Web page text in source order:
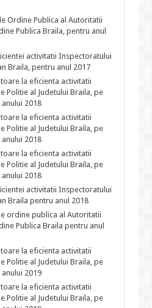
Ordine Publica al Autoritatii
Publica Braila, pentru anul
activitatii Inspectoratului
Braila, pentru anul 2017
la eficienta activitatii
Politie al Judetului Braila, pe
2018
la eficienta activitatii
Politie al Judetului Braila, pe
2018
la eficienta activitatii
Politie al Judetului Braila, pe
2018
activitatii Inspectoratului
Braila pentru anul 2018
ordine publica al Autoritatii
Publica Braila pentru anul
la eficienta activitatii
Politie al Judetului Braila, pe
2019
la eficienta activitatii
Politie al Judetului Braila, pe